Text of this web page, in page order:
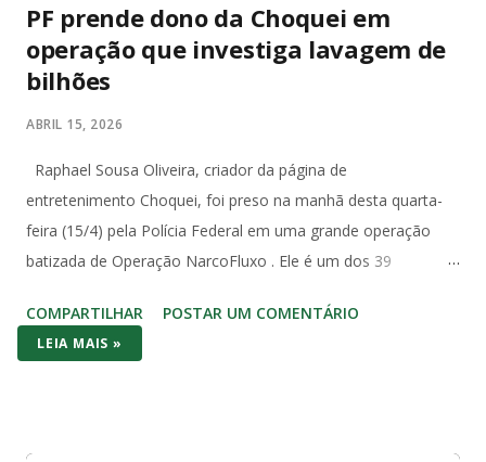
PF prende dono da Choquei em
operação que investiga lavagem de
bilhões
ABRIL 15, 2026
Raphael Sousa Oliveira, criador da página de
entretenimento Choquei, foi preso na manhã desta quarta-
feira (15/4) pela Polícia Federal em uma grande operação
batizada de Operação NarcoFluxo . Ele é um dos 39
pela 5ª Vara Federal de Santos, no litoral paulista. A operação
investiga um grupo suspeito de lavagem de dinheiro com
COMPARTILHAR POSTAR UM COMENTÁRIO
LEIA MAIS »